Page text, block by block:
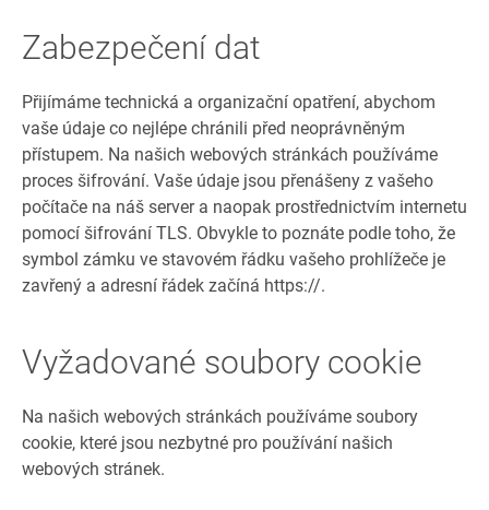
Zabezpečení dat
Přijímáme technická a organizační opatření, abychom
vaše údaje co nejlépe chránili před neoprávněným
přístupem. Na našich webových stránkách používáme
proces šifrování. Vaše údaje jsou přenášeny z vašeho
počítače na náš server a naopak prostřednictvím internetu
pomocí šifrování TLS. Obvykle to poznáte podle toho, že
symbol zámku ve stavovém řádku vašeho prohlížeče je
zavřený a adresní řádek začíná https://.
Vyžadované soubory cookie
Na našich webových stránkách používáme soubory
cookie, které jsou nezbytné pro používání našich
webových stránek.